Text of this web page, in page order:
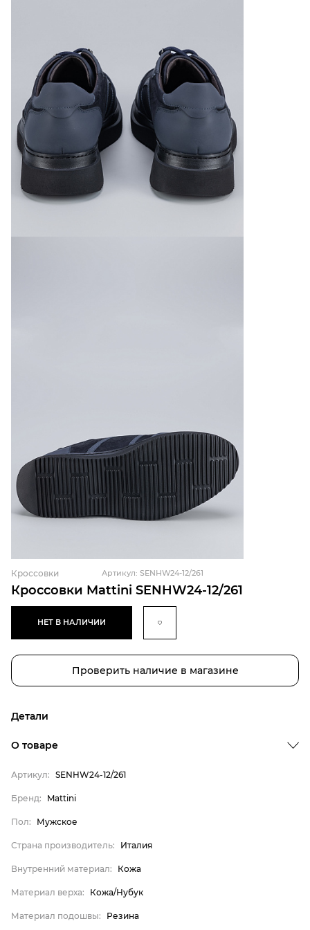
Кроссовки Mattini SENHW24-12/261
Кроссовки Артикул: SENHW24-12/261
НЕТ В НАЛИЧИИ
Проверить наличие в магазине
Детали
Материал верха
Материал подошвы
О товаре
Артикул: SENHW24-12/261
Бренд: Mattini
Пол: Мужское
Страна производитель: Италия
Внутренний материал: Кожа
Материал верха: Кожа/Нубук
Материал подошвы: Резина